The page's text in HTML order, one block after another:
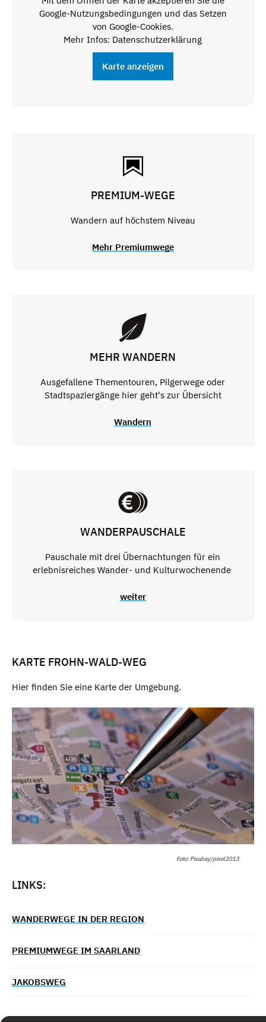
Google-Nutzungsbedingungen und das Setzen
von Google-Cookies.
Mehr Infos: Datenschutzerklärung
Karte anzeigen
PREMIUM-WEGE
Wandern auf höchstem Niveau
Mehr Premiumwege
MEHR WANDERN
Ausgefallene Thementouren, Pilgerwege oder
Stadtspaziergänge hier geht's zur Übersicht
Wandern
WANDERPAUSCHALE
Pauschale mit drei Übernachtungen für ein
erlebnisreiches Wander- und Kulturwochenende
weiter
KARTE FROHN-WALD-WEG
Hier finden Sie eine Karte der Umgebung.
Foto: Pixabay/pixel2013
LINKS:
WANDERWEGE IN DER REGION
PREMIUMWEGE IM SAARLAND
JAKOBSWEG